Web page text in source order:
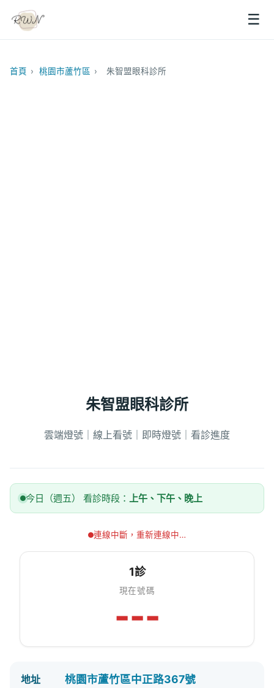
☰
首頁 › 桃園市蘆竹區 › 朱智盟眼科診所
朱智盟眼科診所
雲端燈號｜線上看號｜即時燈號｜看診進度
今日（週五） 看診時段： 上午、下午、晚上
連線中斷，重新連線中…
1診
現在號碼
---
地址 桃園市蘆竹區中正路367號